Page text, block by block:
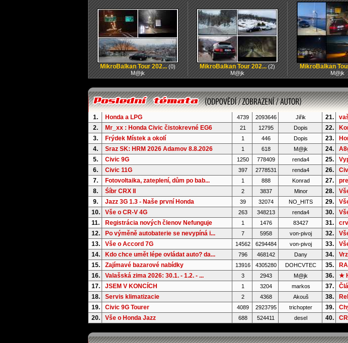
MikroBalkan Tour 202... (0)
M@jk
MikroBalkan Tour 202... (2)
M@jk
MikroBalkan
M@jk
1. Honda a LPG 4739 2093646 Jiřik 21.
2. Mr_xx : Honda Civic čistokrevné EG6 21 12795 Dopis 22.
3. Frýdek Místek a okolí 1 446 Dopis 23.
4. Sraz SK: HRM 2026 Adamov 8.8.2026 1 618 M@jk 24.
5. Civic 9G 1250 778409 renda4 25.
6. Civic 11G 397 2778531 renda4 26.
7. Fotovoltaika, zateplení, dům po bab... 1 888 Konrad 27.
8. Śíbr CRX II 2 3837 Minor 28.
9. Jazz 3G 1.3 - Naše první Honda 39 32074 NO_HITS 29.
10. Vše o CR-V 4G 263 348213 renda4 30.
11. Registrácia nových členov Nefunguje 1 1476 83427 31.
12. Po výměně autobaterie se nevypíná i... 7 5958 von-pivoj 32.
13. Vše o Accord 7G 14562 6294484 von-pivoj 33.
14. Kdo chce umět lépe ovládat auto? da... 796 468142 Dany 34.
15. Zajímavé bazarové nabídky 13916 4305280 DOHCVTEC 35.
16. Valašská zima 2026: 30.1. - 1.2. - ... 3 2943 M@jk 36. ★
17. JSEM V KONCÍCH 1 3204 markos 37.
18. Servis klimatizacie 2 4368 Akouš 38.
19. Civic 9G Tourer 4089 2923795 trichopter 39.
20. Vše o Honda Jazz 688 524411 desel 40.